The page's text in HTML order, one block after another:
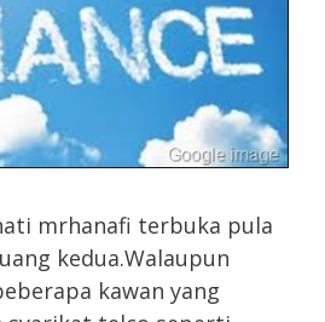
mrhanafi terbuka pula
kedua.Walaupun
kawan yang